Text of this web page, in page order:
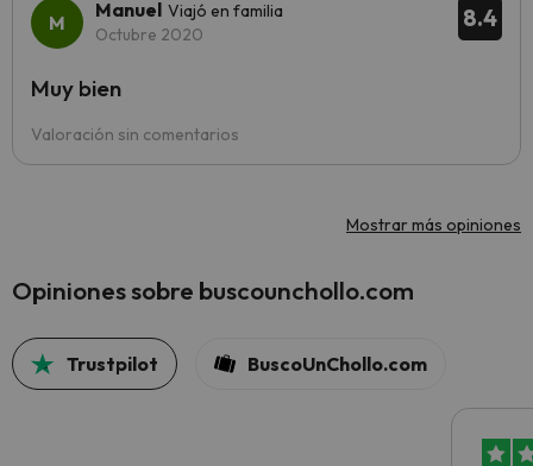
8.4
Manuel Viajó en familia
Octubre 2020
Valoración sin comentarios
Muy bien
Mostrar más opiniones
Opiniones sobre buscounchollo.com
Trustpilot BuscoUnChollo.com